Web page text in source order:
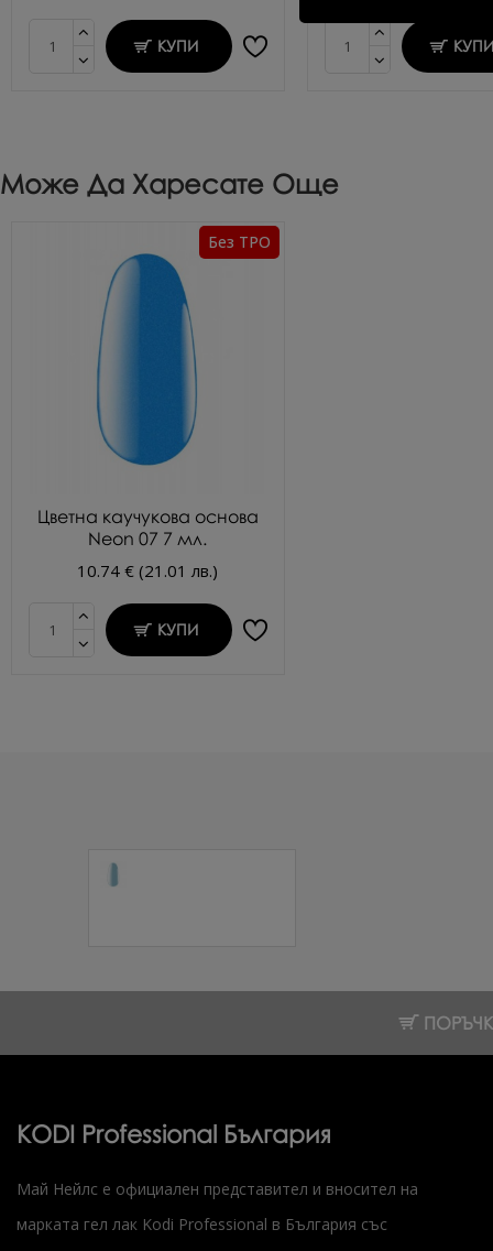
КУПИ
Може Да Харесате Още
Без TPO
Цветна каучукова основа
Neon 07 7 мл.
10.74 € (21.01 лв.)
КУПИ
KODI Professional България
Май Нейлс е официален представител и вносител на
марката гел лак Kodi Professional в България със